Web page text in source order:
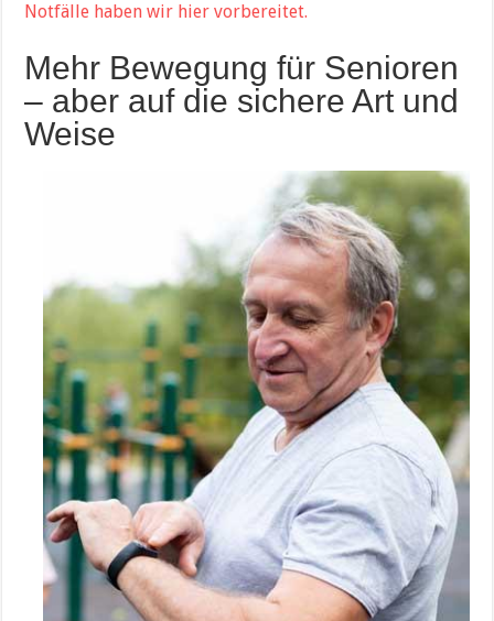
Notfälle haben wir hier vorbereitet.
Mehr Bewegung für Senioren
– aber auf die sichere Art und
Weise